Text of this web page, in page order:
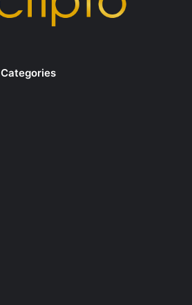
Categories